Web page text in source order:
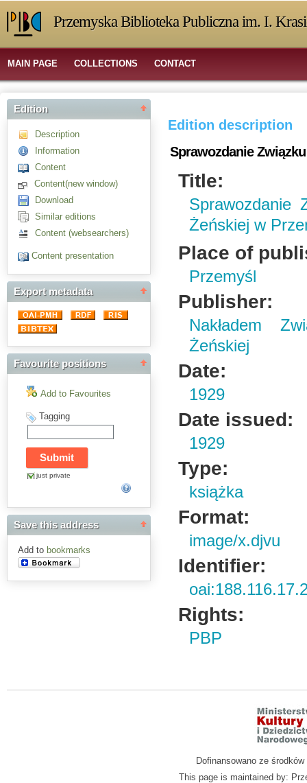
Przemyska Biblioteka Publiczna im. I.
MAIN PAGE COLLECTIONS CONTACT
Edition
Description
Information
Content
Content(new window)
Download
Similar editions
Content (websearchers)
Content presentation
Export metadata
Favourite positions
Add to Favourites
Tagging
just private
Save this address
Add to bookmarks
Edition description
Sprawozdanie
Title:
Sprawozdanie
Żeńskiej w
Place of
Przemyśl
Publisher:
Nakładem
Żeńskiej
Date:
1929
Date issued:
1929
Type:
książka
Format:
image/x.djvu
Identifier:
Rights:
PBP
Dofinansowano ze
This page is maintained by: